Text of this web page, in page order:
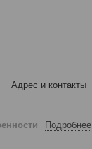
Адрес и контакты
Подробнее